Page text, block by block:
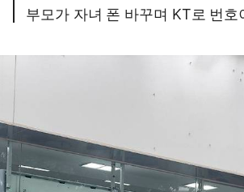
부모가 자녀 폰 바꾸며 KT로 번호